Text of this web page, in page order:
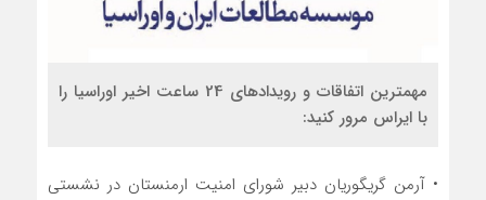
مهمترین اتفاقات و رویدادهای 24 ساعت اخیر اوراسیا را
با ایراس مرور کنید:
• آرمن گریگوریان دبیر شورای امنیت ارمنستان در نشستی